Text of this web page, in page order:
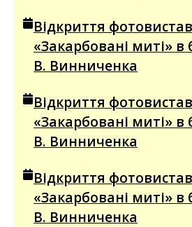
Відкриття
«Закарбовані миті» в
В. Винниченка
Відкриття
«Закарбовані миті» в
В. Винниченка
Відкриття
«Закарбовані миті» в
В. Винниченка